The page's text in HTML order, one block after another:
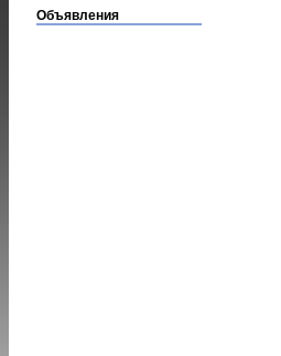
Объявления